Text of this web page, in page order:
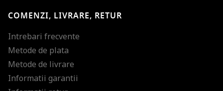
COMENZI, LIVRARE, RETUR
Intrebari frecvente
Metode de plata
Metode de livrare
Informatii garantii